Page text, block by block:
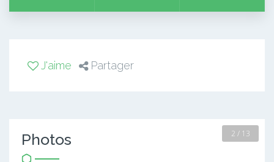
J'aime Partager
Photos 2 / 13